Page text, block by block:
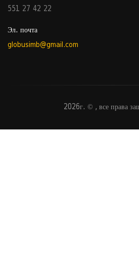
551 27 42 22
Эл. почта
globusimb@gmail.com
2026г. © , все права